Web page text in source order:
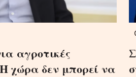
αγροτικές
χώρα δεν μπορεί να